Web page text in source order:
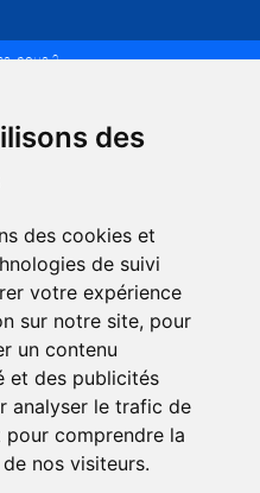
des
des cookies et
de suivi
votre expérience
sur notre site, pour
un contenu
et des publicités
analyser le trafic de
comprendre la
nos visiteurs.
nous ?
site
visites et 230.000
aux métiers de la
de recherche